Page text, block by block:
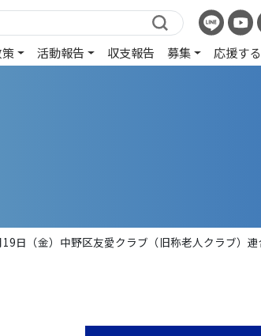
活動報告 収支報告 募集 応援する
日（金）中野区友愛クラブ（旧称老人クラブ）